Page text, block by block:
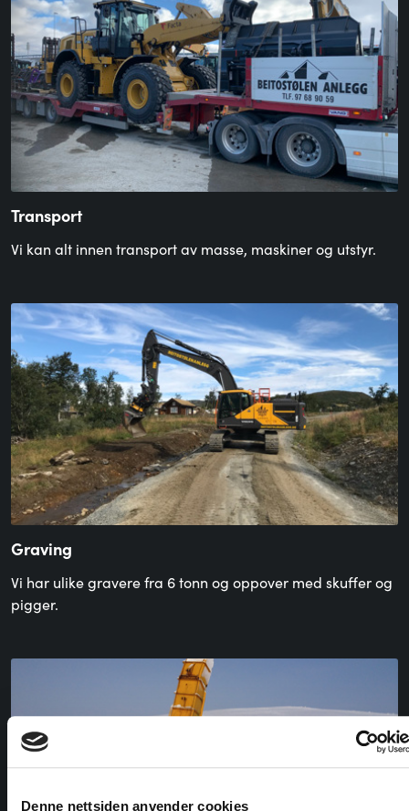
Denne nettsiden anvender cookies
Transport
Vi kan alt innen transport av masse, maskiner og utstyr.
Graving
Vi har ulike gravere fra 6 tonn og oppover med skuffer og
pigger.